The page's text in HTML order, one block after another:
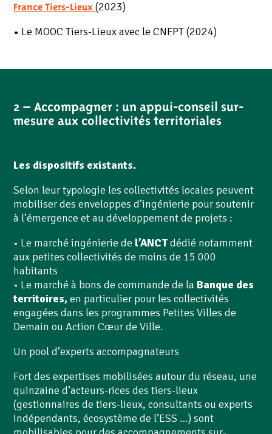
France Tiers-Lieux(2023)
• Le MOOC Tiers-Lieux avec le CNFPT (2024)
2 – Accompagner : un appui-conseil sur-
mesure aux collectivités territoriales
Les dispositifs existants.
Selon leur typologie les collectivités locales peuvent
mobiliser des enveloppes d’ingénierie pour soutenir
à l’émergence et au développement de projets :
• Le marché ingénierie de l’ANCTdédié notamment
aux petites collectivités de moins de 15 000
habitants
• Le marché à bons de commande de la Banque des
territoires, en particulier pour les collectivités
engagées dans les programmes Petites Villes de
Demain ou Action Cœur de Ville.
Un pool d’experts accompagnateurs
Fort des expertises mobilisées autour du réseau, une
quinzaine d’acteurs-rices des tiers-lieux
(gestionnaires de tiers-lieux, consultants ou experts
indépendants, écosystème de l’ESS …) sont